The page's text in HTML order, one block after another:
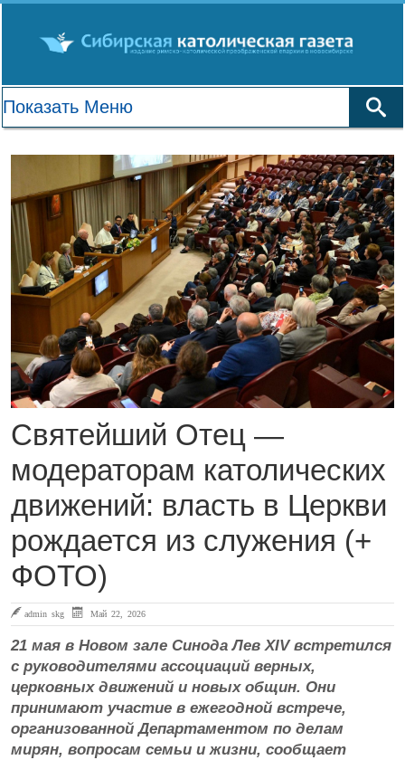
Святейший Отец —
модераторам католических
движений: власть в Церкви
рождается из служения (+
ФОТО)
admin skg Май 22, 2026
21 мая в Новом зале Синода Лев XIV встретился
с руководителями ассоциаций верных,
церковных движений и новых общин. Они
принимают участие в ежегодной встрече,
организованной Департаментом по делам
мирян, вопросам семьи и жизни, сообщает